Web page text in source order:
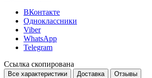
ВКонтакте
Одноклассники
Viber
WhatsApp
Telegram
Ссылка скопирована
Все характеристики Доставка Отзывы